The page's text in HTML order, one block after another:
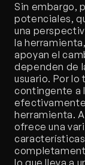
Sin embargo,
potenciales,
una
la
apoyan el
dependen de
usuario. Por
contingente a
herramienta.
ofrece una